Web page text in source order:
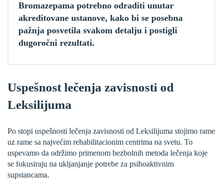
Bromazepama potrebno odraditi unutar
akreditovane ustanove, kako bi se posebna
pažnja posvetila svakom detalju i postigli
dugoročni rezultati.
Uspešnost lečenja zavisnosti od
Leksilijuma
Po stopi uspešnosti lečenja zavisnosti od Leksilijuma stojimo rame
uz rame sa najvećim rehabilitacionim centrima na svetu. To
uspevamo da održimo primenom bezbolnih metoda lečenja koje
se fokusiraju na ukljanjanje potrebe za psihoaktivnim
supstancama.